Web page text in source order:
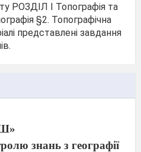
РОЗДІЛ І Топографія та
§2. Топографічна
представлені завдання
знань з географії